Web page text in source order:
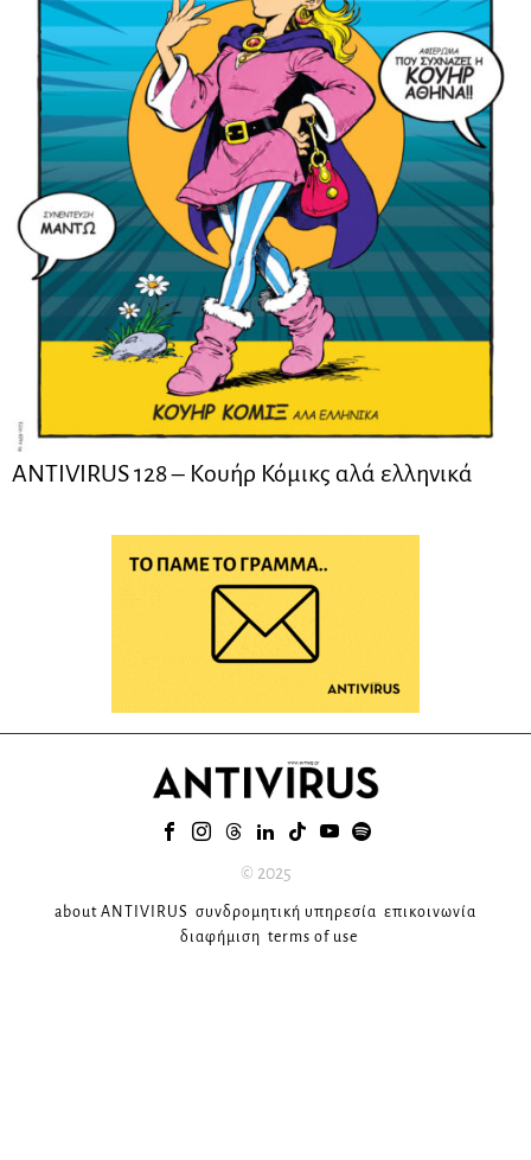
ANTIVIRUS 128 – Kουήρ Κόμικς αλά ελληνικά
© 2025
about ANTIVIRUS συνδρομητική υπηρεσία επικοινωνία
διαφήμιση terms of use